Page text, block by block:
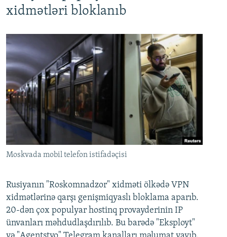
xidmətləri bloklanıb
Moskvada mobil telefon istifadəçisi
Rusiyanın "Roskomnadzor" xidməti ölkədə VPN
xidmətlərinə qarşı genişmiqyaslı bloklama aparıb.
20-dən çox populyar hostinq provayderinin IP
ünvanları məhdudlaşdırılıb. Bu barədə "Eksployt"